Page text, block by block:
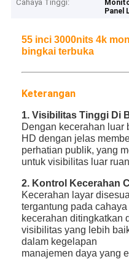
Cahaya Tinggi:
Panel
55 inci 3000nits 4k
bingkai terbuka
Keterangan
1. Visibilitas Tinggi Di
Dengan kecerahan luar
HD dengan jelas
perhatian publik, yang
untuk visibilitas luar
2. Kontrol Kecerahan
Kecerahan layar
tergantung pada cahaya
kecerahan ditingkatkan
visibilitas yang lebih
dalam kegelapan
manajemen daya yang